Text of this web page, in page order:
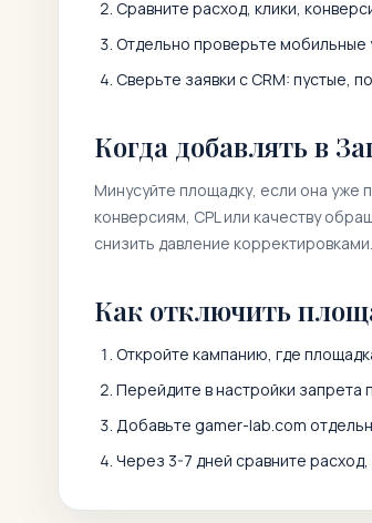
Сравните расход, клики,
Отдельно проверьте мобильные
Сверьте заявки с CRM: пустые,
Когда добавлять в
Минусуйте площадку, если она уже
конверсиям, CPL или качеству
снизить давление корректировками.
Как отключить
Откройте кампанию, где
Перейдите в настройки запрета
Добавьте gamer-lab.com
Через 3-7 дней сравните расход,